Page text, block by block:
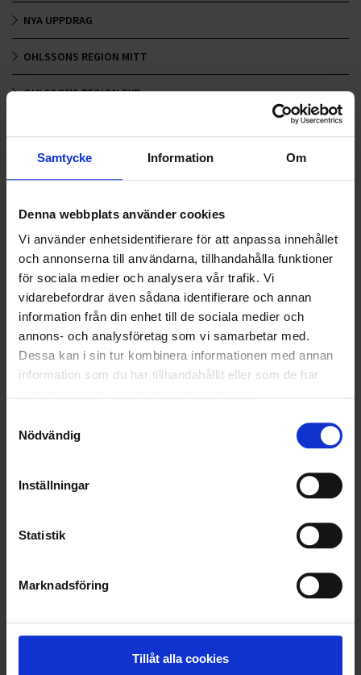
Samtycke Information Om
Denna webbplats använder cookies
Vi använder enhetsidentifierare för att anpassa innehållet
och annonserna till användarna, tillhandahålla funktioner
för sociala medier och analysera vår trafik. Vi
vidarebefordrar även sådana identifierare och annan
information från din enhet till de sociala medier och
annons- och analysföretag som vi samarbetar med.
Dessa kan i sin tur kombinera informationen med annan
information som du har tillhandahållit eller som de har
Nödvändig
Inställningar
Statistik
Marknadsföring
Tillåt alla cookies
NYA UPPDRAG
OHLSSONS REGION MITT
OHLSSONS REGION SYD
OHLSSONSKOLLEGOR
SAMARBETEN
SOCIALT ANSVAR
VELLINGE
KUNDTJÄNST
info@ohlssons.se